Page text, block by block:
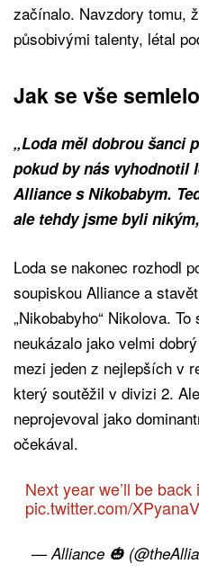
začínalo. Navzdory tomu,
působivými talenty, létal
Jak se vše
„Loda měl dobrou šanci
pokud by nás vyhodnotil
Alliance s Nikobabym.
ale tehdy jsme byli
Loda se nakonec rozhodl
soupiskou Alliance a
„Nikobabyho“ Nikolova.
neukázalo jako velmi
mezi jeden z nejlepších v
který soutěžil v divizi 2.
neprojevoval jako
očekával.
Next year we’ll be
pic.twitter.com/
— Alliance 🎃